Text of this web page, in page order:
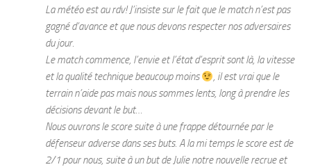
La météo est au rdv! J’insiste sur le fait que le match n’est pas
gagné d’avance et que nous devons respecter nos adversaires
du jour.
Le match commence, l’envie et l’état d’esprit sont là, la vitesse
et la qualité technique beaucoup moins
, il est vrai que le
terrain n’aide pas mais nous sommes lents, long à prendre les
décisions devant le but…
Nous ouvrons le score suite à une frappe détournée par le
défenseur adverse dans ses buts. A la mi temps le score est de
2/1 pour nous, suite à un but de Julie notre nouvelle recrue et